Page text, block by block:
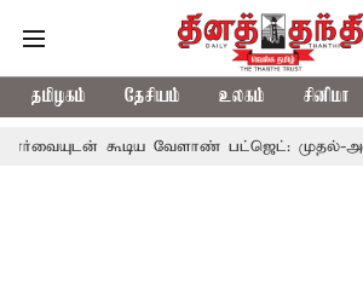
தமிழகம் தேசியம் உலகம் சினிமா
வேளாண் பட்ஜெட்: முதல்-அமைச்சர் விஜய்